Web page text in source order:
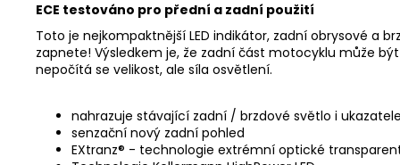
ECE testováno pro přední a zadní použití
Toto je nejkompaktnější LED indikátor, zadní obrysové a
zapnete! Výsledkem je, že zadní část motocyklu může
nepočítá se velikost, ale síla osvětlení.
nahrazuje stávající zadní / brzdové světlo i
senzační nový zadní pohled
EXtranz® - technologie extrémní optické